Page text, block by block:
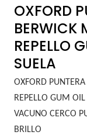
OXFORD
BERWICK
REPELLO
SUELA
OXFORD
REPELLO GUM
VACUNO CERCO
BRILLO